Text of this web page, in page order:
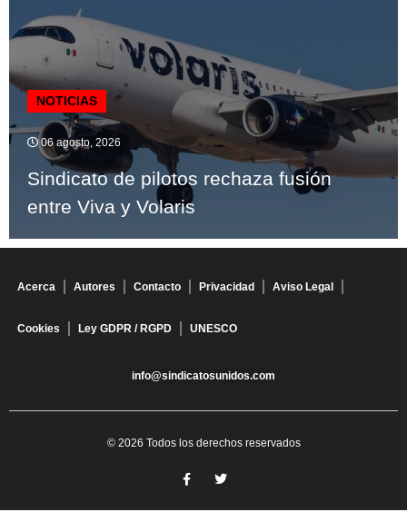
NOTICIAS
06 agosto, 2026
Sindicato de pilotos rechaza fusión
entre Viva y Volaris
Acerca Autores Contacto Privacidad Aviso Legal
Cookies Ley GDPR / RGPD UNESCO
info@sindicatosunidos.com
© 2026 Todos los derechos reservados